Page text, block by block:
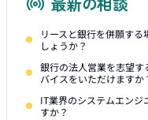
リースと銀行を併願す
しょうか？
銀行の法人営業を志望す
バイスをいただけますか
IT業界のシステムエンジ
すか？